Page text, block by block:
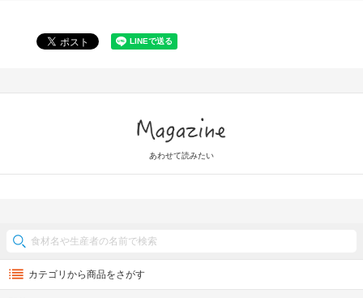
あわせて読みたい
カテゴリから商品をさがす